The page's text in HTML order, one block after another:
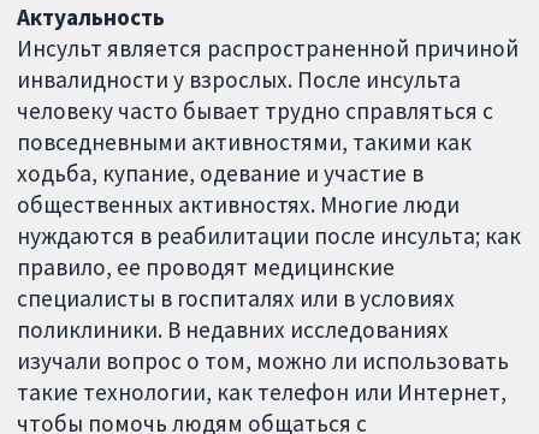
Актуальность
Инсульт является распространенной причиной
инвалидности у взрослых. После инсульта
человеку часто бывает трудно справляться с
повседневными активностями, такими как
ходьба, купание, одевание и участие в
общественных активностях. Многие люди
нуждаются в реабилитации после инсульта; как
правило, ее проводят медицинские
специалисты в госпиталях или в условиях
поликлиники. В недавних исследованиях
изучали вопрос о том, можно ли использовать
такие технологии, как телефон или Интернет,
чтобы помочь людям общаться с